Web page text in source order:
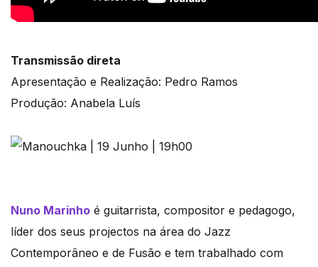
Transmissão direta
Apresentação e Realização: Pedro Ramos
Produção: Anabela Luís
Nuno Marinho é guitarrista, compositor e pedagogo,
líder dos seus projectos na área do Jazz
Contemporâneo e de Fusão e tem trabalhado com